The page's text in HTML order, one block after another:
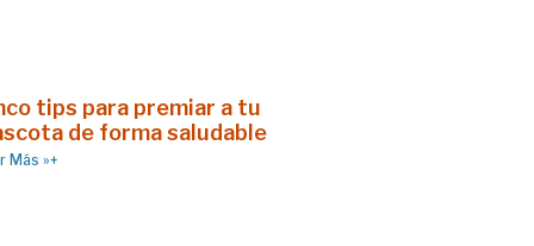
tips para premiar a tu
de forma saludable
Más »+